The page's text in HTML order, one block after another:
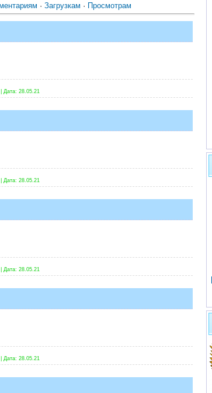
· Загрузкам · Просмотрам
Дата: 28.05.21
Дата: 28.05.21
Дата: 28.05.21
Дата: 28.05.21